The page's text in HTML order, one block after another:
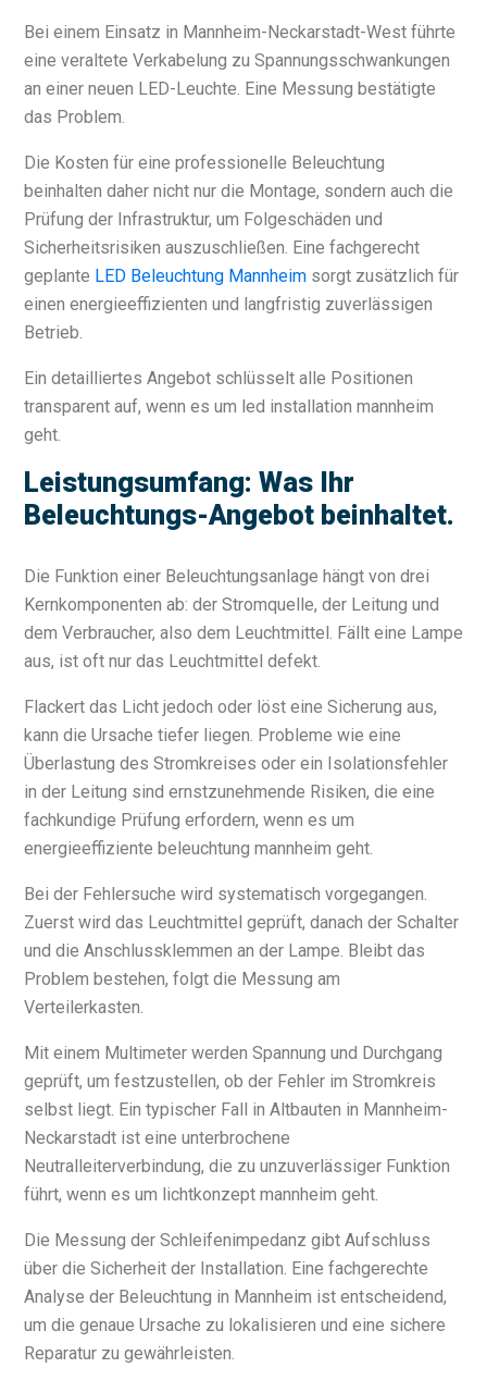
Bei einem Einsatz in Mannheim-Neckarstadt-West führte
eine veraltete Verkabelung zu Spannungsschwankungen
an einer neuen LED-Leuchte. Eine Messung bestätigte
das Problem.
Die Kosten für eine professionelle Beleuchtung
beinhalten daher nicht nur die Montage, sondern auch die
Prüfung der Infrastruktur, um Folgeschäden und
Sicherheitsrisiken auszuschließen. Eine fachgerecht
geplante LED Beleuchtung Mannheim sorgt zusätzlich für
einen energieeffizienten und langfristig zuverlässigen
Betrieb.
Ein detailliertes Angebot schlüsselt alle Positionen
transparent auf, wenn es um led installation mannheim
geht.
Leistungsumfang: Was Ihr
Beleuchtungs-Angebot beinhaltet.
Die Funktion einer Beleuchtungsanlage hängt von drei
Kernkomponenten ab: der Stromquelle, der Leitung und
dem Verbraucher, also dem Leuchtmittel. Fällt eine Lampe
aus, ist oft nur das Leuchtmittel defekt.
Flackert das Licht jedoch oder löst eine Sicherung aus,
kann die Ursache tiefer liegen. Probleme wie eine
Überlastung des Stromkreises oder ein Isolationsfehler
in der Leitung sind ernstzunehmende Risiken, die eine
fachkundige Prüfung erfordern, wenn es um
energieeffiziente beleuchtung mannheim geht.
Bei der Fehlersuche wird systematisch vorgegangen.
Zuerst wird das Leuchtmittel geprüft, danach der Schalter
und die Anschlussklemmen an der Lampe. Bleibt das
Problem bestehen, folgt die Messung am
Verteilerkasten.
Mit einem Multimeter werden Spannung und Durchgang
geprüft, um festzustellen, ob der Fehler im Stromkreis
selbst liegt. Ein typischer Fall in Altbauten in Mannheim-
Neckarstadt ist eine unterbrochene
Neutralleiterverbindung, die zu unzuverlässiger Funktion
führt, wenn es um lichtkonzept mannheim geht.
Die Messung der Schleifenimpedanz gibt Aufschluss
über die Sicherheit der Installation. Eine fachgerechte
Analyse der Beleuchtung in Mannheim ist entscheidend,
um die genaue Ursache zu lokalisieren und eine sichere
Reparatur zu gewährleisten.